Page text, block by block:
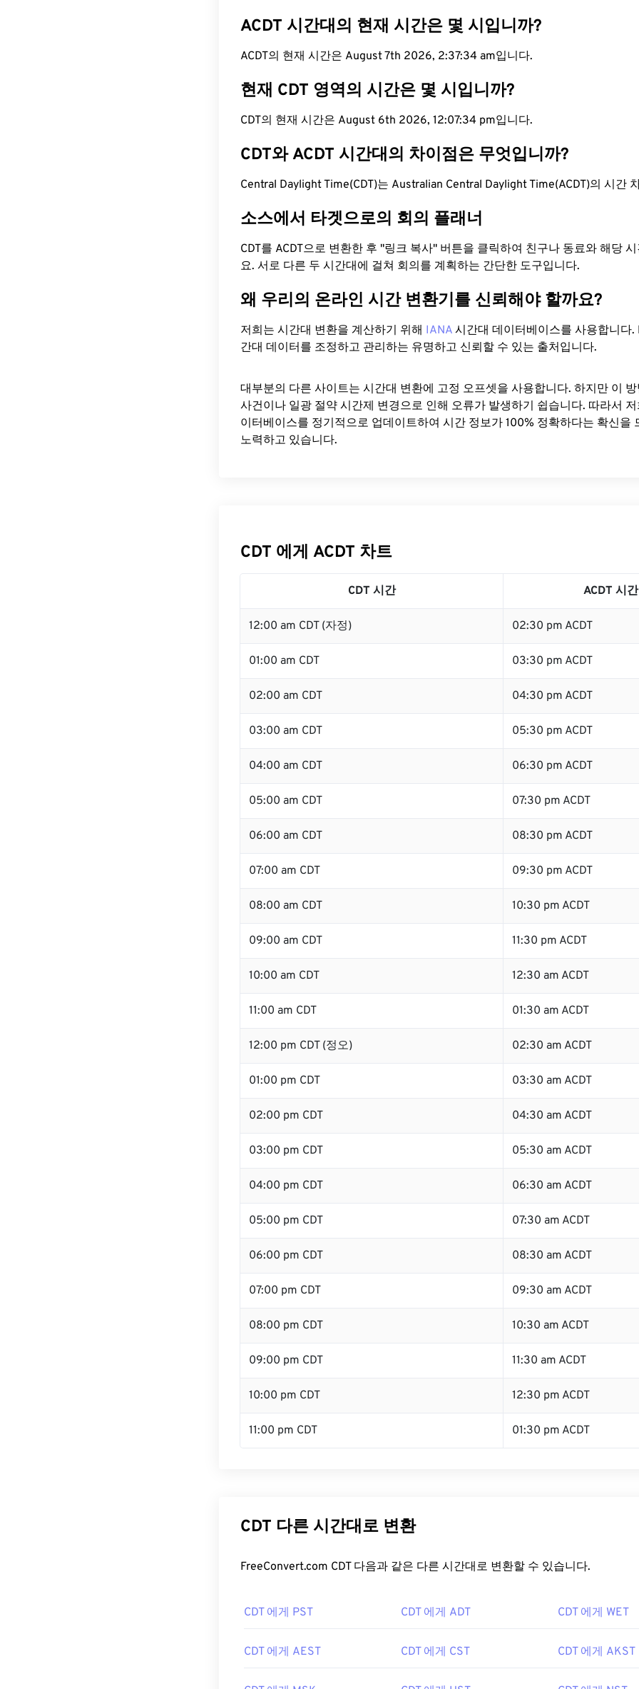
ACDT 시간대의 현재 시간은 몇 시입니까?
ACDT의 현재 시간은 August 7th 2026, 2:37:35 am입니다.
현재 CDT 영역의 시간은 몇 시입니까?
CDT의 현재 시간은 August 6th 2026, 12:07:35 pm입니다.
CDT와 ACDT 시간대의 차이점은 무엇입니까?
Central Daylight Time(CDT)는 Australian Central Daylight Time(ACDT)의 시간
소스에서 타겟으로의 회의 플래너
CDT를 ACDT으로 변환한 후 "링크 복사" 버튼을 클릭하여 친구나 동료와 해당 시
요. 서로 다른 두 시간대에 걸쳐 회의를 계획하는 간단한 도구입니다.
왜 우리의 온라인 시간 변환기를 신뢰해야 할까요?
저희는 시간대 변환을 계산하기 위해 IANA 시간대 데이터베이스를 사용합니다.
간대 데이터를 조정하고 관리하는 유명하고 신뢰할 수 있는 출처입니다.
대부분의 다른 사이트는 시간대 변환에 ​​고정 오프셋을 사용합니다. 하지만 이
사건이나 일광 절약 시간제 변경으로 인해 오류가 발생하기 쉽습니다. 따라서 저
이터베이스를 정기적으로 업데이트하여 시간 정보가 100% 정확하다는 확신을
노력하고 있습니다.
CDT 에게 ACDT 차트
CDT 시간 ACDT 시간
12:00 am CDT (자정) 02:30 pm ACDT
01:00 am CDT 03:30 pm ACDT
02:00 am CDT 04:30 pm ACDT
03:00 am CDT 05:30 pm ACDT
04:00 am CDT 06:30 pm ACDT
05:00 am CDT 07:30 pm ACDT
06:00 am CDT 08:30 pm ACDT
07:00 am CDT 09:30 pm ACDT
08:00 am CDT 10:30 pm ACDT
09:00 am CDT 11:30 pm ACDT
10:00 am CDT 12:30 am ACDT
11:00 am CDT 01:30 am ACDT
12:00 pm CDT (정오) 02:30 am ACDT
01:00 pm CDT 03:30 am ACDT
02:00 pm CDT 04:30 am ACDT
03:00 pm CDT 05:30 am ACDT
04:00 pm CDT 06:30 am ACDT
05:00 pm CDT 07:30 am ACDT
06:00 pm CDT 08:30 am ACDT
07:00 pm CDT 09:30 am ACDT
08:00 pm CDT 10:30 am ACDT
09:00 pm CDT 11:30 am ACDT
10:00 pm CDT 12:30 pm ACDT
11:00 pm CDT 01:30 pm ACDT
CDT 다른 시간대로 변환
FreeConvert.com CDT 다음과 같은 다른 시간대로 변환할 수 있습니다.
CDT 에게 PST CDT 에게 ADT CDT 에게 WET
CDT 에게 AEST CDT 에게 CST CDT 에게 AKST